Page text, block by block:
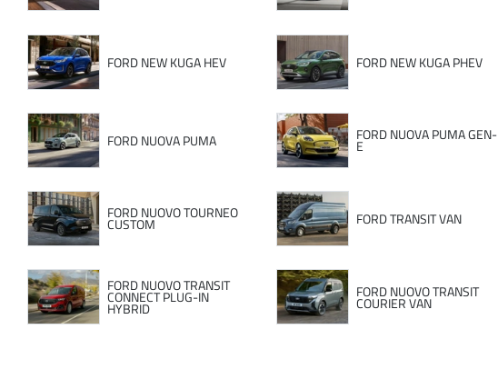
FORD NEW KUGA HEV FORD NEW KUGA PHEV
FORD NUOVA PUMA FORD NUOVA PUMA GEN-
E
FORD NUOVO TOURNEO
CUSTOM FORD TRANSIT VAN
FORD NUOVO TRANSIT
CONNECT PLUG-IN
HYBRID
FORD NUOVO TRANSIT
COURIER VAN